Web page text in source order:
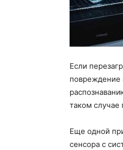
Если
повреждение
таком случае
Еще одной
сенсора с